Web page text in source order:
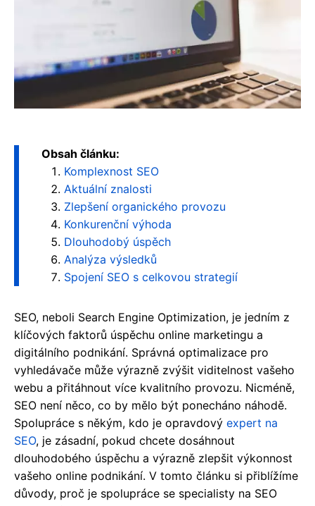
Obsah článku:
Komplexnost SEO
Aktuální znalosti
Zlepšení organického provozu
Konkurenční výhoda
Dlouhodobý úspěch
Analýza výsledků
Spojení SEO s celkovou strategií
SEO, neboli Search Engine Optimization, je jedním z
klíčových faktorů úspěchu online marketingu a
digitálního podnikání. Správná optimalizace pro
vyhledávače může výrazně zvýšit viditelnost vašeho
webu a přitáhnout více kvalitního provozu. Nicméně,
SEO není něco, co by mělo být ponecháno náhodě.
Spolupráce s někým, kdo je opravdový expert na
SEO, je zásadní, pokud chcete dosáhnout
dlouhodobého úspěchu a výrazně zlepšit výkonnost
vašeho online podnikání. V tomto článku si přiblížíme
důvody, proč je spolupráce se specialisty na SEO